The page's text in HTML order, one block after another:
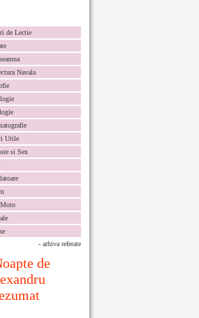
de Lectie
Navala
Utile
si Sex
- arhiva referate
de